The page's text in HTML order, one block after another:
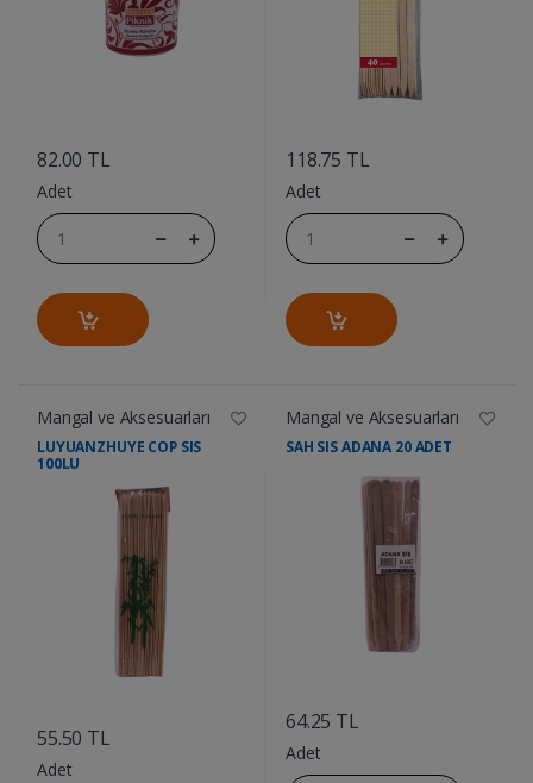
82.00 TL
Adet
118.75 TL
Adet
Mangal ve Aksesuarları
LUYUANZHUYE COP SIS
100LU
55.50 TL
Adet
Mangal ve Aksesuarları
SAH SIS ADANA 20 ADET
64.25 TL
Adet